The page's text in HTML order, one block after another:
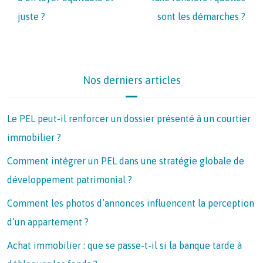
juste ?
sont les démarches ?
Nos derniers articles
Le PEL peut-il renforcer un dossier présenté à un courtier
immobilier ?
Comment intégrer un PEL dans une stratégie globale de
développement patrimonial ?
Comment les photos d’annonces influencent la perception
d’un appartement ?
Achat immobilier : que se passe-t-il si la banque tarde à